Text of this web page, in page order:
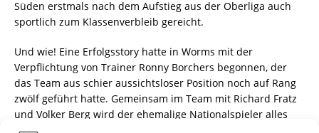
Süden erstmals nach dem Aufstieg aus der Oberliga auch
sportlich zum Klassenverbleib gereicht.
Und wie! Eine Erfolgsstory hatte in Worms mit der
Verpflichtung von Trainer Ronny Borchers begonnen, der
das Team aus schier aussichtsloser Position noch auf Rang
zwölf geführt hatte. Gemeinsam im Team mit Richard Fratz
und Volker Berg wird der ehemalige Nationalspieler alles
daransetzen, dass in Worms das zweite Jahr in der